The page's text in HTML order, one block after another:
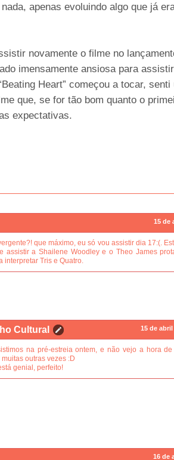
apenas evoluindo algo que já
novamente o filme no
imensamente ansiosa para assistir
Heart” começou a tocar,
que, se for tão bom quanto o
expectativas.
15 de
que máximo, eu só vou assistir dia 17:(.
assistir a Shailene Woodley e o Theo James
interpretar Tris e Quatro.
Cultural 15 de abril
na pré-estreia ontem, e não vejo a hora
outras vezes :D
genial, perfeito!
16 de